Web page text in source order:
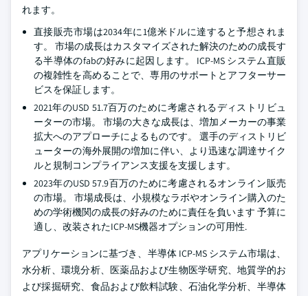
れます。
直接販売市場は2034年に1億米ドルに達すると予想されま
す。 市場の成長はカスタマイズされた解決のための成長す
る半導体のfabの好みに起因します。 ICP-MS システム直販
の複雑性を高めることで、専用のサポートとアフターサー
ビスを保証します。
2021年のUSD 51.7百万のために考慮されるディストリビュ
ーターの市場。 市場の大きな成長は、増加メーカーの事業
拡大へのアプローチによるものです。 選手のディストリビ
ューターの海外展開の増加に伴い、より迅速な調達サイク
ルと規制コンプライアンス支援を支援します。
2023年のUSD 57.9百万のために考慮されるオンライン販売
の市場。 市場成長は、小規模なラボやオンライン購入のた
めの学術機関の成長の好みのために責任を負います 予算に
適し、改装されたICP-MS機器オプションの可用性.
アプリケーションに基づき、半導体 ICP-MS システム市場は、
水分析、環境分析、医薬品および生物医学研究、地質学的お
よび採掘研究、食品および飲料試験、石油化学分析、半導体